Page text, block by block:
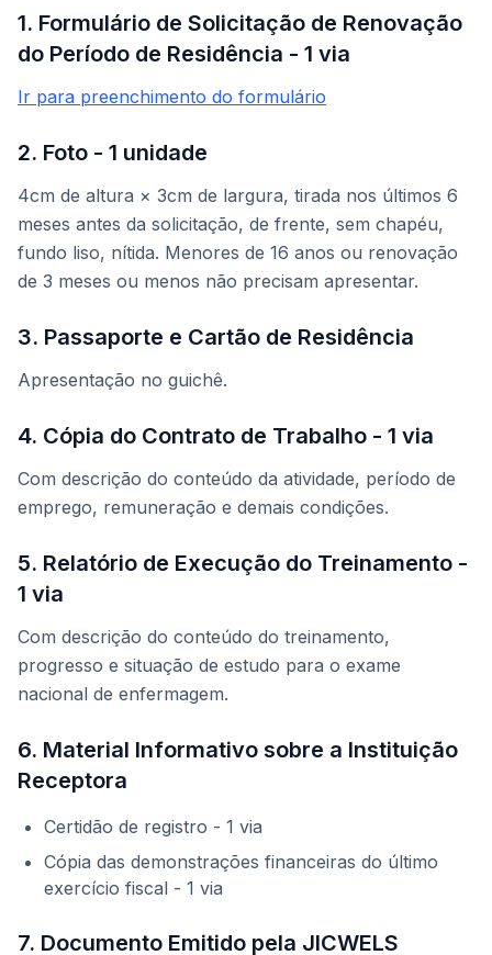
1. Formulário de Solicitação de Renovação
do Período de Residência - 1 via
Ir para preenchimento do formulário
2. Foto - 1 unidade
4cm de altura × 3cm de largura, tirada nos últimos 6
meses antes da solicitação, de frente, sem chapéu,
fundo liso, nítida. Menores de 16 anos ou renovação
de 3 meses ou menos não precisam apresentar.
3. Passaporte e Cartão de Residência
Apresentação no guichê.
4. Cópia do Contrato de Trabalho - 1 via
Com descrição do conteúdo da atividade, período de
emprego, remuneração e demais condições.
5. Relatório de Execução do Treinamento -
1 via
Com descrição do conteúdo do treinamento,
progresso e situação de estudo para o exame
nacional de enfermagem.
6. Material Informativo sobre a Instituição
Receptora
Certidão de registro - 1 via
Cópia das demonstrações financeiras do último
exercício fiscal - 1 via
7. Documento Emitido pela JICWELS